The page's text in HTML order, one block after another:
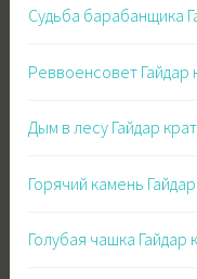
Судьба барабанщика
Реввоенсовет Гайдар
Дым в лесу Гайдар
Горячий камень
Голубая чашка